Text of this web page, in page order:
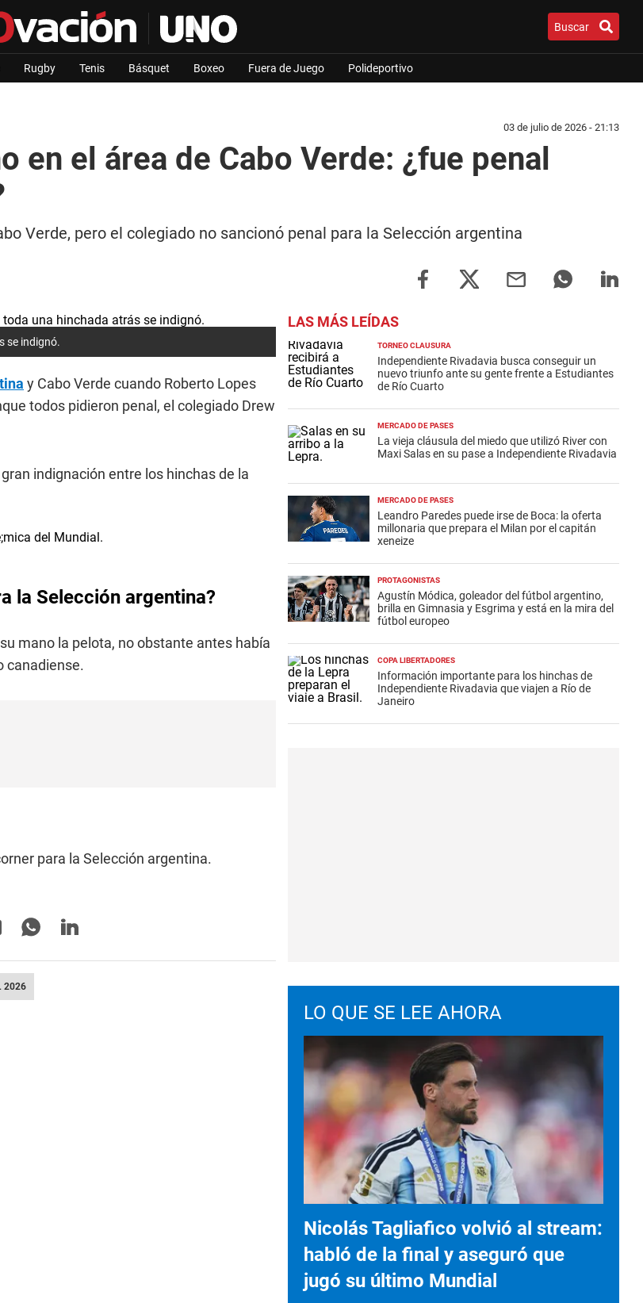
Buscar
Rugby Tenis Básquet Boxeo Fuera de Juego Polideportivo
03 de julio de 2026 - 21:13
en el área de Cabo Verde: ¿fue penal
Verde, pero el colegiado no sancionó penal para la Selección argentina
se indignó.
y Cabo Verde cuando Roberto Lopes
todos pidieron penal, el colegiado Drew
indignación entre los hinchas de la
la Selección argentina?
mano la pelota, no obstante antes había
canadiense.
para la Selección argentina.
2026
LAS MÁS LEÍDAS
TORNEO CLAUSURA
Independiente Rivadavia busca conseguir un
nuevo triunfo ante su gente frente a Estudiantes
de Río Cuarto
MERCADO DE PASES
La vieja cláusula del miedo que utilizó River con
Maxi Salas en su pase a Independiente Rivadavia
MERCADO DE PASES
Leandro Paredes puede irse de Boca: la oferta
millonaria que prepara el Milan por el capitán
xeneize
PROTAGONISTAS
Agustín Módica, goleador del fútbol argentino,
brilla en Gimnasia y Esgrima y está en la mira del
fútbol europeo
COPA LIBERTADORES
Información importante para los hinchas de
Independiente Rivadavia que viajen a Río de
Janeiro
LO QUE SE LEE AHORA
Nicolás Tagliafico volvió al stream:
habló de la final y aseguró que
jugó su último Mundial